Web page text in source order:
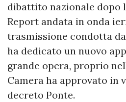
dibattito nazionale dopo
Report andata in onda
trasmissione condotta
ha dedicato un nuovo
grande opera, proprio
Camera ha approvato in
decreto Ponte.